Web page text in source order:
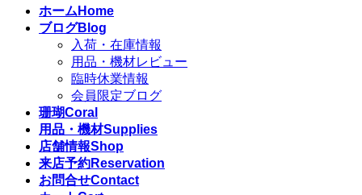
ホーム Home
ブログBlog
入荷・在庫情報
用品・機材レビュー
臨時休業情報
会員限定ブログ
珊瑚Coral
用品・機材Supplies
店舗情報Shop
来店予約Reservation
お問合せContact